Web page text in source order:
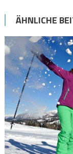
ÄHNLICHE